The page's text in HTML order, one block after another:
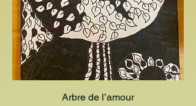
Arbre de l’amour